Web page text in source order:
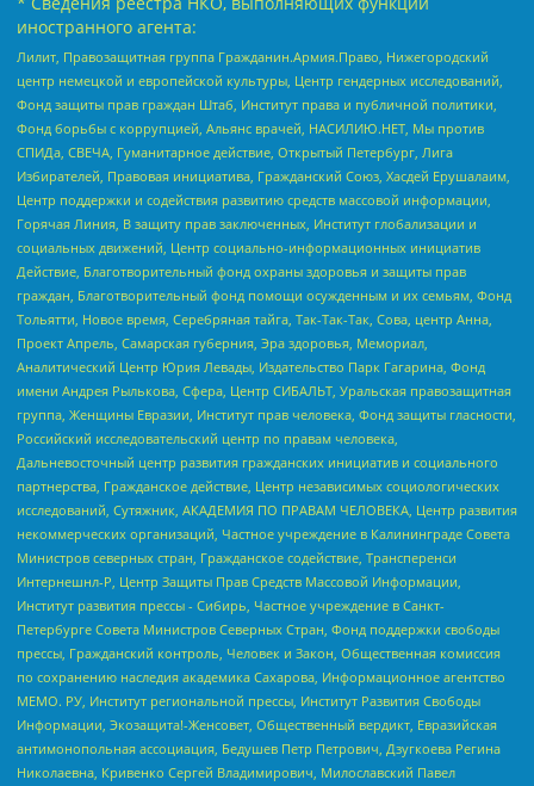
иностранного агента:
Лилит, Правозащитная группа Гражданин.Армия.Право, Нижегородский
центр немецкой и европейской культуры, Центр гендерных исследований,
Фонд защиты прав граждан Штаб, Институт права и публичной политики,
Фонд борьбы с коррупцией, Альянс врачей, НАСИЛИЮ.НЕТ, Мы против
СПИДа, СВЕЧА, Гуманитарное действие, Открытый Петербург, Лига
Избирателей, Правовая инициатива, Гражданский Союз, Хасдей Ерушалаим,
Центр поддержки и содействия развитию средств массовой информации,
Горячая Линия, В защиту прав заключенных, Институт глобализации и
социальных движений, Центр социально-информационных инициатив
Действие, Благотворительный фонд охраны здоровья и защиты прав
граждан, Благотворительный фонд помощи осужденным и их семьям, Фонд
Тольятти, Новое время, Серебряная тайга, Так-Так-Так, Сова, центр Анна,
Проект Апрель, Самарская губерния, Эра здоровья, Мемориал,
Аналитический Центр Юрия Левады, Издательство Парк Гагарина, Фонд
имени Андрея Рылькова, Сфера, Центр СИБАЛЬТ, Уральская правозащитная
группа, Женщины Евразии, Институт прав человека, Фонд защиты гласности,
Российский исследовательский центр по правам человека,
Дальневосточный центр развития гражданских инициатив и социального
партнерства, Гражданское действие, Центр независимых социологических
исследований, Сутяжник, АКАДЕМИЯ ПО ПРАВАМ ЧЕЛОВЕКА, Центр развития
некоммерческих организаций, Частное учреждение в Калининграде Совета
Министров северных стран, Гражданское содействие, Трансперенси
Интернешнл-Р, Центр Защиты Прав Средств Массовой Информации,
Институт развития прессы - Сибирь, Частное учреждение в Санкт-
Петербурге Совета Министров Северных Стран, Фонд поддержки свободы
прессы, Гражданский контроль, Человек и Закон, Общественная комиссия
по сохранению наследия академика Сахарова, Информационное агентство
МЕМО. РУ, Институт региональной прессы, Институт Развития Свободы
Информации, Экозащита!-Женсовет, Общественный вердикт, Евразийская
антимонопольная ассоциация, Бедушев Петр Петрович, Дзугкоева Регина
Николаевна, Кривенко Сергей Владимирович, Милославский Павел